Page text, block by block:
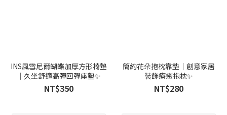
INS風雪尼爾蝴蝶加厚方形椅墊
｜久坐舒適高彈回彈座墊✨
NT$350
簡約花朵抱枕靠墊｜創意家居
裝飾療癒抱枕✨
NT$280